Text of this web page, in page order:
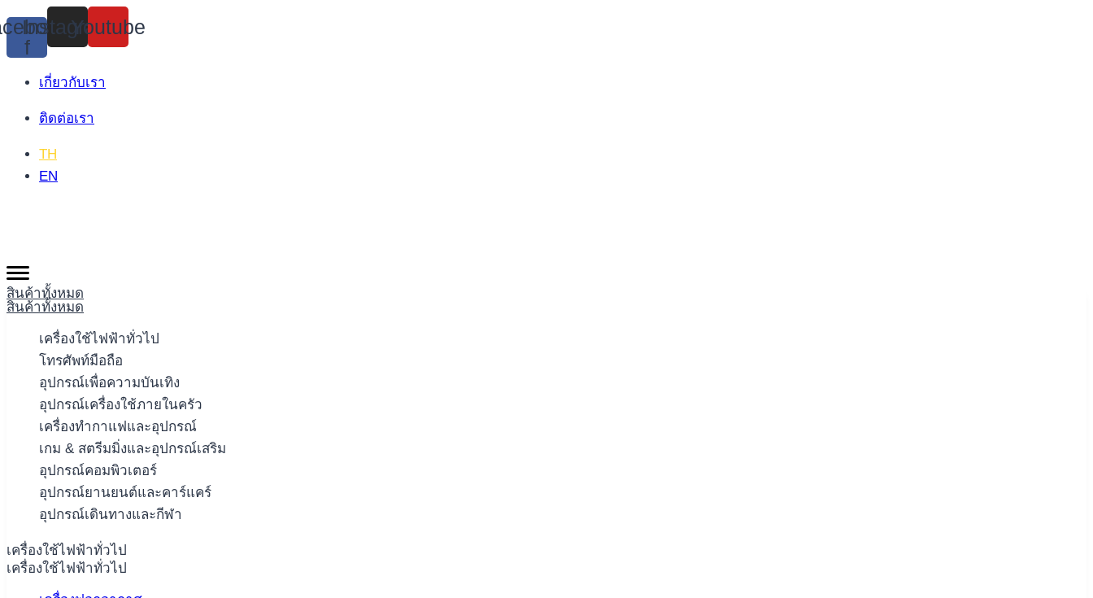
Skip
to
content
f
Instagram
Youtube
เกี่ยวกับเรา
ติดต่อเรา
TH
EN
สินค้าทั้งหมด
สินค้าทั้งหมด
เครื่องใช้ไฟฟ้าทั่วไป
โทรศัพท์มือถือ
อุปกรณ์เพื่อความบันเทิง
อุปกรณ์เครื่องใช้ภายในครัว
เครื่องทำกาแฟและอุปกรณ์
เกม & สตรีมมิ่งและอุปกรณ์เสริม
อุปกรณ์คอมพิวเตอร์
อุปกรณ์ยานยนต์และคาร์แคร์
อุปกรณ์เดินทางและกีฬา
เครื่องใช้ไฟฟ้าทั่วไป
เครื่องใช้ไฟฟ้าทั่วไป